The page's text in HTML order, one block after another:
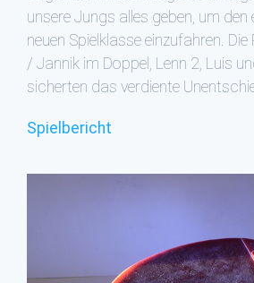
unsere Jungs alles geben, um den
neuen Spielklasse einzufahren.
/ Jannik im Doppel, Lenn 2, Luis
sicherten das verdiente
Spielbericht